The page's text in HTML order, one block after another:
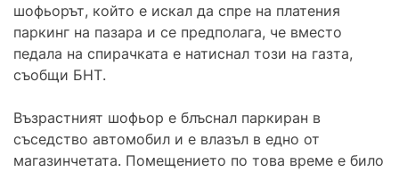
шофьорът, който е искал да спре на платения
паркинг на пазара и се предполага, че вместо
педала на спирачката е натиснал този на газта,
съобщи БНТ.
Възрастният шофьор е блъснал паркиран в
съседство автомобил и е влазъл в едно от
магазинчетата. Помещението по това време е било